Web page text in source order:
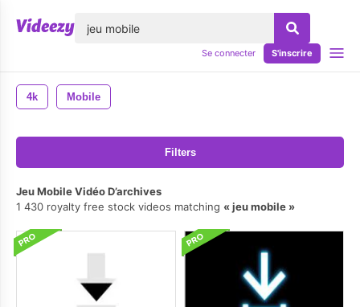
Se connecter S'inscrire
4k Mobile
Filters
Jeu Mobile Vidéo D’archives
1 430 royalty free stock videos matching
jeu mobile